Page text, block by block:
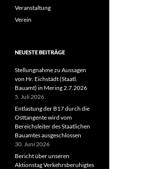
Veranstaltung
Verein
NEUESTE BEITRÄGE
Stellungnahme zu Aussagen
von Hr. Eichstädt (Staatl.
Bauamt) in Mering 2.7.2026
5. Juli 2026
Entlastung der B17 durch die
Osttangente wird vom
Bereichsleiter des Staatlichen
Bauamtes ausgeschlossen
30. Juni 2026
Bericht über unseren
Aktionstag Verkehrsberuhigtes